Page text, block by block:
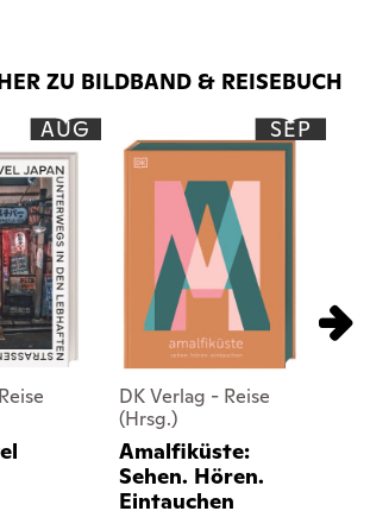
ZU BILDBAND & REISEBUCH
AUG
SEP
DK Verlag - Reise
(Hrsg.)
Amalfiküste:
Sehen. Hören.
Eintauchen